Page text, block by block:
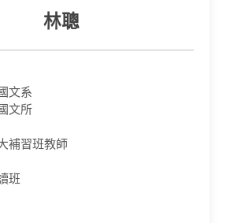
林聰
文系
文所
補習班教師
班